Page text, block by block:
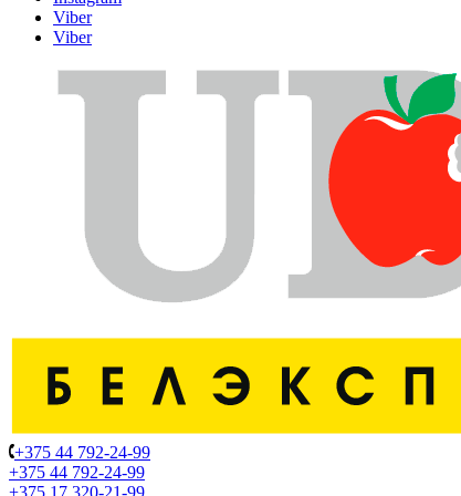
Viber
Viber
+375 44 792-24-99
+375 44 792-24-99
+375 17 320-21-99